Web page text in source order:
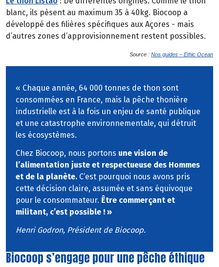
blanc, ils pèsent au maximum 35 à 40kg. Biocoop a
développé des filières spécifiques aux Açores - mais
d’autres zones d’approvisionnement restent possibles.
Source : Nos guides – Ethic Ocean
« Chaque année, 64 000 tonnes de thon sont
consommées en France, mais la pêche thonière
industrielle est à la fois un enjeu de santé publique
et une catastrophe environnementale, qui détruit
les écosystèmes.
Chez Biocoop, nous portons une vision de
l’alimentation juste et respectueuse des Hommes
et de la planète. C’est pourquoi nous avons pris
cette décision claire, assumée et sans équivoque
pour le consommateur. Être commerçant et
militant, c’est possible ! »
Henri Godron, Président de Biocoop.
Biocoop s’engage pour une pêche éthique